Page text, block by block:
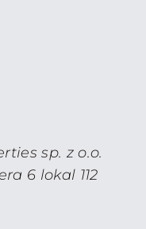
sp. z o.o.
6 lokal 112